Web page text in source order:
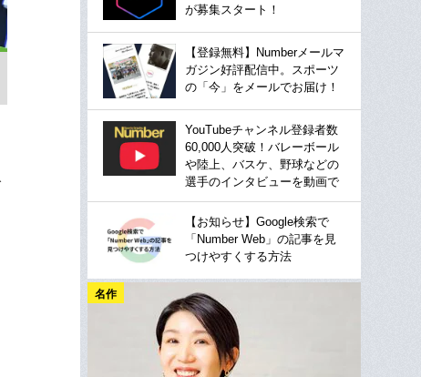
が募集スタート！
【登録無料】Numberメールマ
ガジン好評配信中。スポーツ
の「今」をメールでお届け！
YouTubeチャンネル登録者数
60,000人突破！バレーボール
や陸上、バスケ、野球などの
選手のインタビューを動画で
【お知らせ】Google検索で
「Number Web」の記事を見
つけやすくする方法
名作